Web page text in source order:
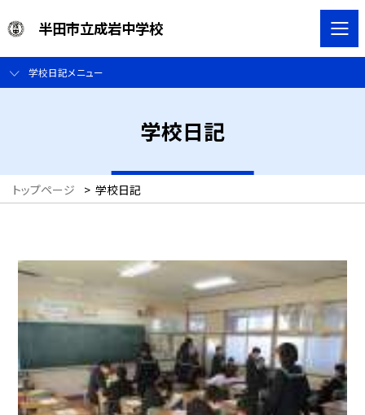
半田市立成岩中学校
学校日記メニュー
学校日記
トップページ > 学校日記